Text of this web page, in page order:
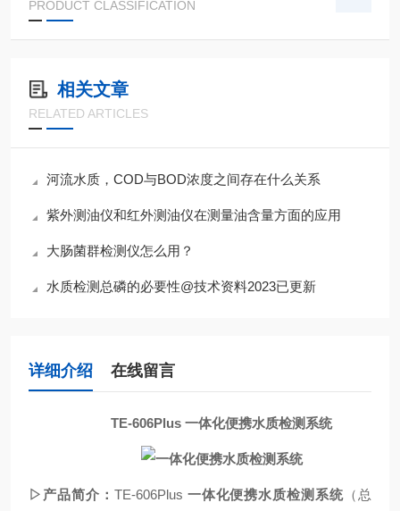
PRODUCT CLASSIFICATION
相关文章
RELATED ARTICLES
河流水质，COD与BOD浓度之间存在什么关系
紫外测油仪和红外测油仪在测量油含量方面的应用
大肠菌群检测仪怎么用？
水质检测总磷的必要性@技术资料2023已更新
详细介绍 在线留言
TE-606Plus 一体化便携水质检测系统
▷产品简介： TE-606Plus 一体化便携水质检测系统 （总